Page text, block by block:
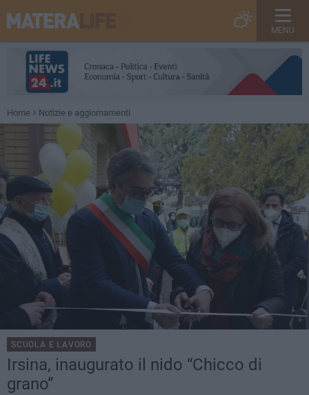
MENU
Home Notizie e aggiornamenti
SCUOLA E LAVORO
Irsina, inaugurato il nido “Chicco di
grano”